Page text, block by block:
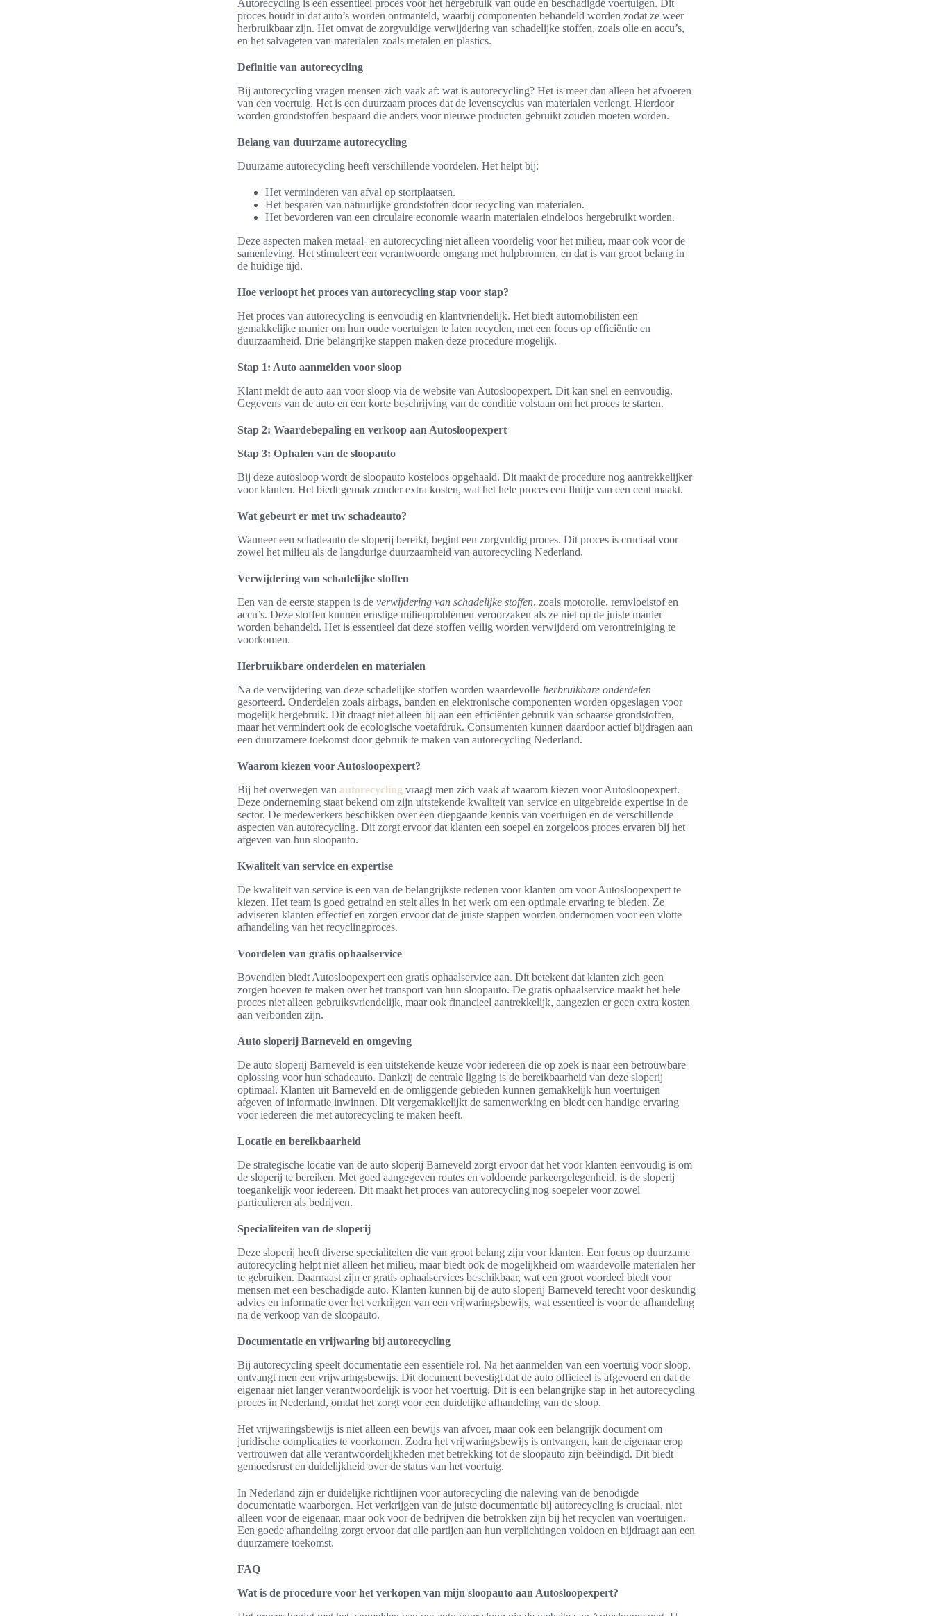
Autorecycling is een essentieel proces voor het hergebruik van oude en beschadigde voertuigen. Dit
proces houdt in dat auto’s worden ontmanteld, waarbij componenten behandeld worden zodat ze weer
herbruikbaar zijn. Het omvat de zorgvuldige verwijdering van schadelijke stoffen, zoals olie en accu’s,
en het salvageten van materialen zoals metalen en plastics.
Definitie van autorecycling
Bij autorecycling vragen mensen zich vaak af: wat is autorecycling? Het is meer dan alleen het afvoeren
van een voertuig. Het is een duurzaam proces dat de levenscyclus van materialen verlengt. Hierdoor
worden grondstoffen bespaard die anders voor nieuwe producten gebruikt zouden moeten worden.
Belang van duurzame autorecycling
Duurzame autorecycling heeft verschillende voordelen. Het helpt bij:
Het verminderen van afval op stortplaatsen.
Het besparen van natuurlijke grondstoffen door recycling van materialen.
Het bevorderen van een circulaire economie waarin materialen eindeloos hergebruikt worden.
Deze aspecten maken metaal- en autorecycling niet alleen voordelig voor het milieu, maar ook voor de
samenleving. Het stimuleert een verantwoorde omgang met hulpbronnen, en dat is van groot belang in
de huidige tijd.
Hoe verloopt het proces van autorecycling stap voor stap?
Het proces van autorecycling is eenvoudig en klantvriendelijk. Het biedt automobilisten een
gemakkelijke manier om hun oude voertuigen te laten recyclen, met een focus op efficiëntie en
duurzaamheid. Drie belangrijke stappen maken deze procedure mogelijk.
Stap 1: Auto aanmelden voor sloop
Klant meldt de auto aan voor sloop via de website van Autosloopexpert. Dit kan snel en eenvoudig.
Gegevens van de auto en een korte beschrijving van de conditie volstaan om het proces te starten.
Stap 2: Waardebepaling en verkoop aan Autosloopexpert
Stap 3: Ophalen van de sloopauto
Bij deze autosloop wordt de sloopauto kosteloos opgehaald. Dit maakt de procedure nog aantrekkelijker
voor klanten. Het biedt gemak zonder extra kosten, wat het hele proces een fluitje van een cent maakt.
Wat gebeurt er met uw schadeauto?
Wanneer een schadeauto de sloperij bereikt, begint een zorgvuldig proces. Dit proces is cruciaal voor
zowel het milieu als de langdurige duurzaamheid van autorecycling Nederland.
Verwijdering van schadelijke stoffen
Een van de eerste stappen is de verwijdering van schadelijke stoffen, zoals motorolie, remvloeistof en
accu’s. Deze stoffen kunnen ernstige milieuproblemen veroorzaken als ze niet op de juiste manier
worden behandeld. Het is essentieel dat deze stoffen veilig worden verwijderd om verontreiniging te
voorkomen.
Herbruikbare onderdelen en materialen
Na de verwijdering van deze schadelijke stoffen worden waardevolle herbruikbare onderdelen
gesorteerd. Onderdelen zoals airbags, banden en elektronische componenten worden opgeslagen voor
mogelijk hergebruik. Dit draagt niet alleen bij aan een efficiënter gebruik van schaarse grondstoffen,
maar het vermindert ook de ecologische voetafdruk. Consumenten kunnen daardoor actief bijdragen aan
een duurzamere toekomst door gebruik te maken van autorecycling Nederland.
Waarom kiezen voor Autosloopexpert?
Bij het overwegen van autorecycling vraagt men zich vaak af waarom kiezen voor Autosloopexpert.
Deze onderneming staat bekend om zijn uitstekende kwaliteit van service en uitgebreide expertise in de
sector. De medewerkers beschikken over een diepgaande kennis van voertuigen en de verschillende
aspecten van autorecycling. Dit zorgt ervoor dat klanten een soepel en zorgeloos proces ervaren bij het
afgeven van hun sloopauto.
Kwaliteit van service en expertise
De kwaliteit van service is een van de belangrijkste redenen voor klanten om voor Autosloopexpert te
kiezen. Het team is goed getraind en stelt alles in het werk om een optimale ervaring te bieden. Ze
adviseren klanten effectief en zorgen ervoor dat de juiste stappen worden ondernomen voor een vlotte
afhandeling van het recyclingproces.
Voordelen van gratis ophaalservice
Bovendien biedt Autosloopexpert een gratis ophaalservice aan. Dit betekent dat klanten zich geen
zorgen hoeven te maken over het transport van hun sloopauto. De gratis ophaalservice maakt het hele
proces niet alleen gebruiksvriendelijk, maar ook financieel aantrekkelijk, aangezien er geen extra kosten
aan verbonden zijn.
Auto sloperij Barneveld en omgeving
De auto sloperij Barneveld is een uitstekende keuze voor iedereen die op zoek is naar een betrouwbare
oplossing voor hun schadeauto. Dankzij de centrale ligging is de bereikbaarheid van deze sloperij
optimaal. Klanten uit Barneveld en de omliggende gebieden kunnen gemakkelijk hun voertuigen
afgeven of informatie inwinnen. Dit vergemakkelijkt de samenwerking en biedt een handige ervaring
voor iedereen die met autorecycling te maken heeft.
Locatie en bereikbaarheid
De strategische locatie van de auto sloperij Barneveld zorgt ervoor dat het voor klanten eenvoudig is om
de sloperij te bereiken. Met goed aangegeven routes en voldoende parkeergelegenheid, is de sloperij
toegankelijk voor iedereen. Dit maakt het proces van autorecycling nog soepeler voor zowel
particulieren als bedrijven.
Specialiteiten van de sloperij
Deze sloperij heeft diverse specialiteiten die van groot belang zijn voor klanten. Een focus op duurzame
autorecycling helpt niet alleen het milieu, maar biedt ook de mogelijkheid om waardevolle materialen her
te gebruiken. Daarnaast zijn er gratis ophaalservices beschikbaar, wat een groot voordeel biedt voor
mensen met een beschadigde auto. Klanten kunnen bij de auto sloperij Barneveld terecht voor deskundig
advies en informatie over het verkrijgen van een vrijwaringsbewijs, wat essentieel is voor de afhandeling
na de verkoop van de sloopauto.
Documentatie en vrijwaring bij autorecycling
Bij autorecycling speelt documentatie een essentiële rol. Na het aanmelden van een voertuig voor sloop,
ontvangt men een vrijwaringsbewijs. Dit document bevestigt dat de auto officieel is afgevoerd en dat de
eigenaar niet langer verantwoordelijk is voor het voertuig. Dit is een belangrijke stap in het autorecycling
proces in Nederland, omdat het zorgt voor een duidelijke afhandeling van de sloop.
Het vrijwaringsbewijs is niet alleen een bewijs van afvoer, maar ook een belangrijk document om
juridische complicaties te voorkomen. Zodra het vrijwaringsbewijs is ontvangen, kan de eigenaar erop
vertrouwen dat alle verantwoordelijkheden met betrekking tot de sloopauto zijn beëindigd. Dit biedt
gemoedsrust en duidelijkheid over de status van het voertuig.
In Nederland zijn er duidelijke richtlijnen voor autorecycling die naleving van de benodigde
documentatie waarborgen. Het verkrijgen van de juiste documentatie bij autorecycling is cruciaal, niet
alleen voor de eigenaar, maar ook voor de bedrijven die betrokken zijn bij het recyclen van voertuigen.
Een goede afhandeling zorgt ervoor dat alle partijen aan hun verplichtingen voldoen en bijdraagt aan een
duurzamere toekomst.
FAQ
Wat is de procedure voor het verkopen van mijn sloopauto aan Autosloopexpert?